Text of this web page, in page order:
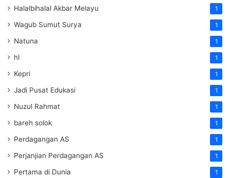
Halalbihalal Akbar Melayu 1
Wagub Sumut Surya 1
Natuna 1
hl 1
Kepri 1
Jadi Pusat Edukasi 1
Nuzul Rahmat 1
bareh solok 1
Perdagangan AS 1
Perjanjian Perdagangan AS 1
Pertama di Dunia 1